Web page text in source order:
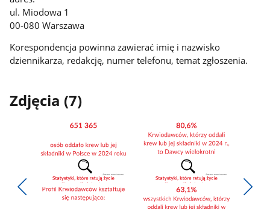
ul. Miodowa 1
00-080 Warszawa
Korespondencja powinna zawierać imię i nazwisko
dziennikarza, redakcję, numer telefonu, temat zgłoszenia.
Zdjęcia (7)
Pokaż
zdjęcie
zdjęcie